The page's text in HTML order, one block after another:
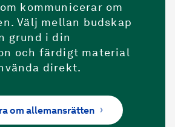
kommunicerar om
Välj mellan budskap
grund i din
och färdigt material
direkt.
om allemansrätten